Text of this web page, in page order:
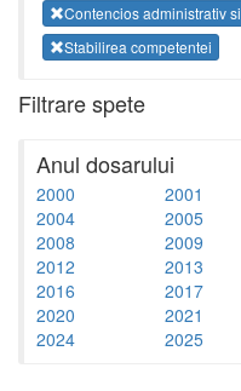
Contencios administrativ
Stabilirea competentei
Filtrare spete
Anul dosarului
2000 2001
2004
2005
2008
2009
2012
2013
2016
2017
2020
2021
2024
2025